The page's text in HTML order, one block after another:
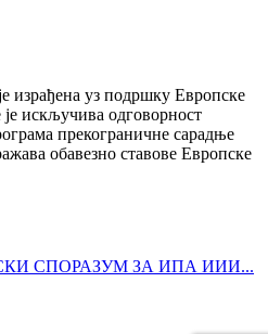
израђена уз подршку Европске
је искључива одговорност
прекограничне сарадње
обавезно ставове Европске
СПОРАЗУМ ЗА ИПА ИИИ...